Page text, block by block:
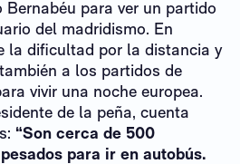
para ver un partido
del madridismo. En
la dificultad por la distancia y
a los partidos de
vivir una noche europea.
de la peña, cuenta
“Son cerca de 500
para ir en autobús.